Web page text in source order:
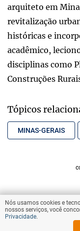
arquiteto em
revitalização
históricas e
acadêmico,
disciplinas como
Construções
Tópicos
MINAS-GERAIS
Nós usamos cookies e
nossos serviços, você
Privacidade.